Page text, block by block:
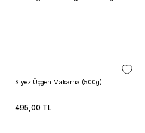
Siyez Üçgen Makarna (500g)
495,00 TL